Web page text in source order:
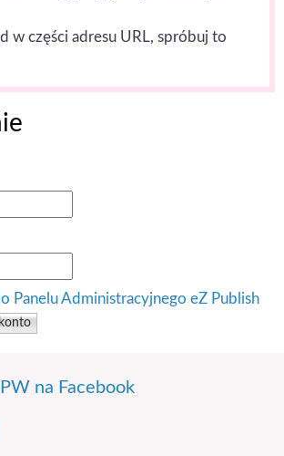
w części adresu URL, spróbuj to
Panelu Administracyjnego eZ Publish
na Facebook